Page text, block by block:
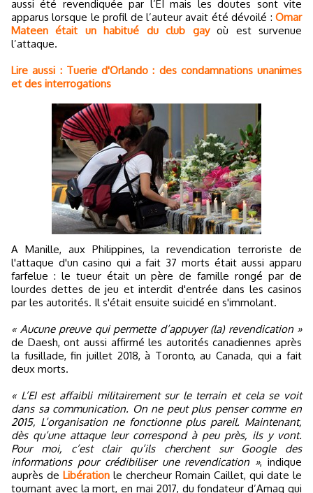
aussi été revendiquée par l’EI mais les doutes sont vite
apparus lorsque le profil de l’auteur avait été dévoilé : Omar
Mateen était un habitué du club gayoù est survenue
l’attaque.
Lire aussi : Tuerie d'Orlando : des condamnations unanimes
et des interrogations
A Manille, aux Philippines, la revendication terroriste de
l'attaque d'un casino qui a fait 37 morts était aussi apparu
farfelue : le tueur était un père de famille rongé par de
lourdes dettes de jeu et interdit d'entrée dans les casinos
par les autorités. Il s'était ensuite suicidé en s'immolant.
« Aucune preuve qui permette d’appuyer (la) revendication »
de Daesh, ont aussi affirmé les autorités canadiennes après
la fusillade, fin juillet 2018, à Toronto, au Canada, qui a fait
deux morts.
« L’EI est affaibli militairement sur le terrain et cela se voit
dans sa communication. On ne peut plus penser comme en
2015, L’organisation ne fonctionne plus pareil. Maintenant,
dès qu’une attaque leur correspond à peu près, ils y vont.
Pour moi, c’est clair qu’ils cherchent sur Google des
informations pour crédibiliser une revendication », indique
auprès de Libération le chercheur Romain Caillet, qui date le
tournant avec la mort, en mai 2017, du fondateur d’Amaq qui